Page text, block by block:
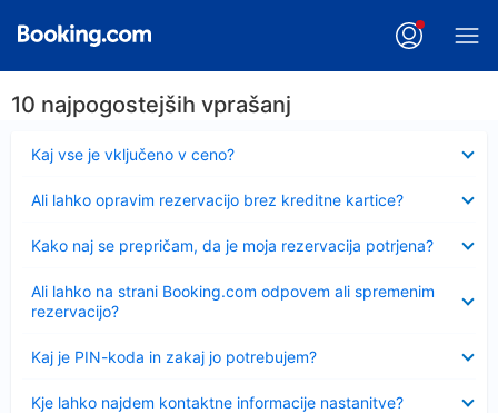
10 najpogostejših vprašanj
Kaj vse je vključeno v ceno?
Ali lahko opravim rezervacijo brez kreditne kartice?
Kako naj se prepričam, da je moja rezervacija potrjena?
Ali lahko na strani Booking.com odpovem ali spremenim
rezervacijo?
Kaj je PIN-koda in zakaj jo potrebujem?
Kje lahko najdem kontaktne informacije nastanitve?